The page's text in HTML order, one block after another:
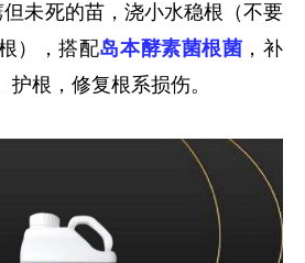
但未死的苗，浇小水稳根（不要
），搭配岛本酵素菌根菌 ，补
根，修复根系损伤。